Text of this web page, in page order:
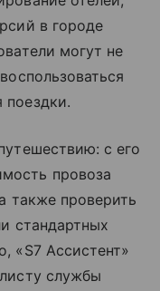
в городе
могут не
поездки.
с его
провоза
также проверить
стандартных
«S7 Ассистент»
службы